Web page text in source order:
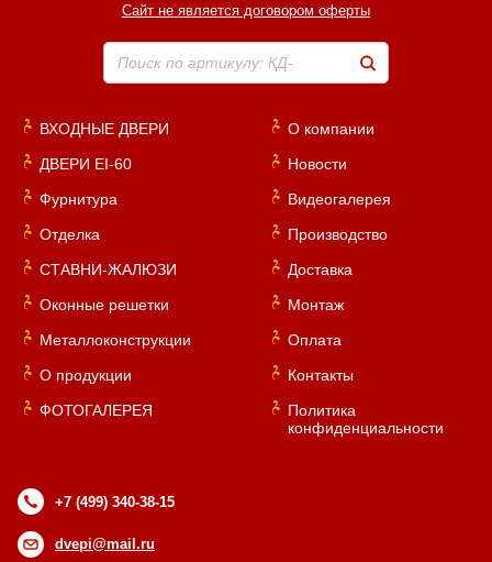
Сайт не является договором оферты
Поиск по артикулу: КД-
ВХОДНЫЕ ДВЕРИ
ДВЕРИ EI-60
Фурнитура
Отделка
СТАВНИ-ЖАЛЮЗИ
Оконные решетки
Металлоконструкции
О продукции
ФОТОГАЛЕРЕЯ
О компании
Новости
Видеогалерея
Производство
Доставка
Монтаж
Оплата
Контакты
Политика
конфиденциальности
+7 (499) 340-38-15
dvepi@mail.ru